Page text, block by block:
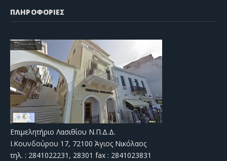
ΠΛΗΡΟΦΟΡΙΕΣ
Επιμελητήριο Λασιθίου Ν.Π.Δ.Δ.
Ι.Κουνδούρου 17, 72100 Άγιος Νικόλαος
τηλ. : 2841022231, 28301 fax : 2841023831